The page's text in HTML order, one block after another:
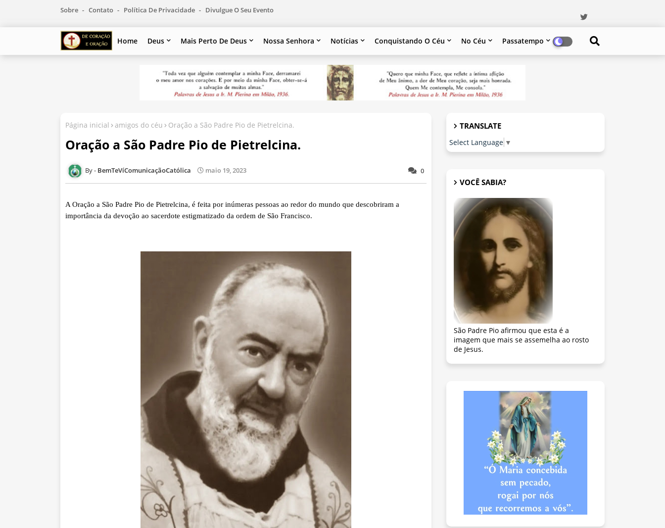
Sobre Contato Política De Privacidade Divulgue O Seu Evento
Home Deus Mais Perto De Deus Nossa Senhora Notícias Conquistando O Céu No Céu Passatempo
Página inicial amigos do céu Oração a São Padre Pio de Pietrelcina.
Oração a São Padre Pio de Pietrelcina.
0
BemTeVíComunicaçãoCatólica maio 19, 2023
A Oração a São Padre Pio de Pietrelcina, é feita por inúmeras pessoas ao redor do mundo que descobriram a
importância da devoção ao sacerdote estigmatizado da ordem de São Francisco.
TRANSLATE
Select Language ▼
VOCÊ SABIA?
São Padre Pio afirmou que esta é a
imagem que mais se assemelha ao rosto
de Jesus.